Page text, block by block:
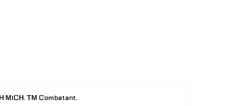
MICH. ТМ Combatant.